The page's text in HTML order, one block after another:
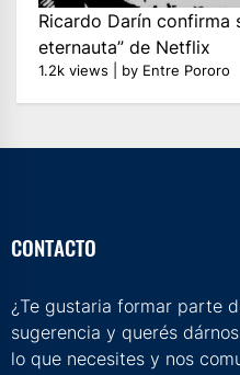
Ricardo Darín confirma
eternauta” de Netflix
1.2k views by Entre Pororo
CONTACTO
¿Te gustaria formar parte
sugerencia y querés
lo que necesites y nos